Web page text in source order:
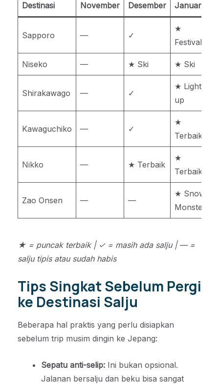
Destinasi November Desember Januari
Sapporo — ✓
★
Festival
Niseko — ★ Ski ★ Ski
Shirakawago — ✓
★ Light-
up
Kawaguchiko — ✓
★
Terbaik
Nikko — ★ Terbaik
★
Terbaik
Zao Onsen — —
★ Snow
Monster
★ = puncak terbaik | ✓ = masih ada salju | — =
salju tipis atau sudah habis
Tips Singkat Sebelum Pergi
ke Destinasi Salju
Beberapa hal praktis yang perlu disiapkan
sebelum trip musim dingin ke Jepang:
Sepatu anti-selip: Ini bukan opsional.
Jalanan bersalju dan beku bisa sangat